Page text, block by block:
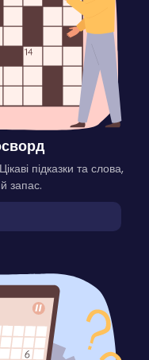
підказки та слова,
запас.